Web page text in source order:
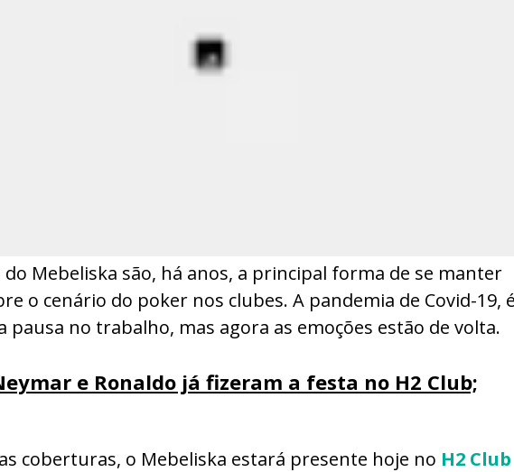
Mebeliska são, há anos, a principal forma de se manter
o cenário do poker nos clubes. A pandemia de Covid-19, é
pausa no trabalho, mas agora as emoções estão de volta.
e Ronaldo já fizeram a festa no H2 Club;
coberturas, o Mebeliska estará presente hoje no H2 Club